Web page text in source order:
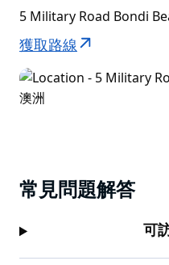
5 Military Road Bondi
獲取路線
常見問題解答
可